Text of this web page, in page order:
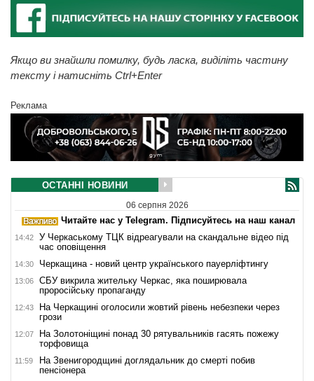
Якщо ви знайшли помилку, будь ласка, виділіть частину
тексту і натисніть Ctrl+Enter
Реклама
ОСТАННІ НОВИНИ
06 серпня 2026
Читайте нас у Telegram. Підписуйтесь на наш канал
14:42
У Черкаському ТЦК відреагували на скандальне відео під
час оповіщення
14:30 Черкащина - новий центр українського пауерліфтингу
13:06
СБУ викрила жительку Черкас, яка поширювала
проросійську пропаганду
12:43
На Черкащині оголосили жовтий рівень небезпеки через
грози
12:07
На Золотоніщині понад 30 рятувальників гасять пожежу
торфовища
11:59
На Звенигородщині доглядальник до смерті побив
пенсіонера